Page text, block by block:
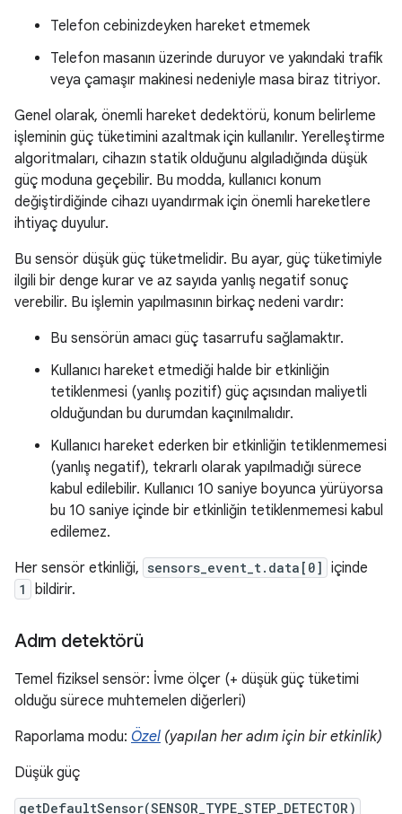
Telefon cebinizdeyken hareket etmemek
Telefon masanın üzerinde duruyor ve yakındaki trafik
veya çamaşır makinesi nedeniyle masa biraz titriyor.
Genel olarak, önemli hareket dedektörü, konum belirleme
işleminin güç tüketimini azaltmak için kullanılır. Yerelleştirme
algoritmaları, cihazın statik olduğunu algıladığında düşük
güç moduna geçebilir. Bu modda, kullanıcı konum
değiştirdiğinde cihazı uyandırmak için önemli hareketlere
ihtiyaç duyulur.
Bu sensör düşük güç tüketmelidir. Bu ayar, güç tüketimiyle
ilgili bir denge kurar ve az sayıda yanlış negatif sonuç
verebilir. Bu işlemin yapılmasının birkaç nedeni vardır:
Bu sensörün amacı güç tasarrufu sağlamaktır.
Kullanıcı hareket etmediği halde bir etkinliğin
tetiklenmesi (yanlış pozitif) güç açısından maliyetli
olduğundan bu durumdan kaçınılmalıdır.
Kullanıcı hareket ederken bir etkinliğin tetiklenmemesi
(yanlış negatif), tekrarlı olarak yapılmadığı sürece
kabul edilebilir. Kullanıcı 10 saniye boyunca yürüyorsa
bu 10 saniye içinde bir etkinliğin tetiklenmemesi kabul
edilemez.
Her sensör etkinliği, sensors_event_t.data[0] içinde
1 bildirir.
Adım detektörü
Temel fiziksel sensör: İvme ölçer (+ düşük güç tüketimi
olduğu sürece muhtemelen diğerleri)
Raporlama modu: Özel (yapılan her adım için bir etkinlik)
Düşük güç
getDefaultSensor(SENSOR_TYPE_STEP_DETECTOR)